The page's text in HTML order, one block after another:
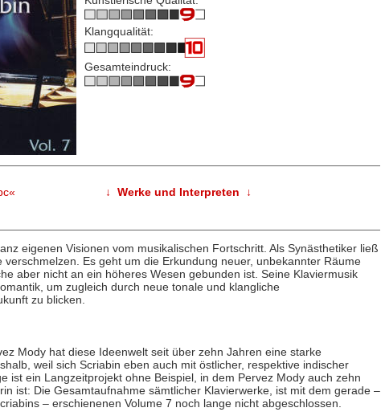
Klangqualität:
Gesamteindruck:
↓ Werke und Interpreten ↓
eigenen Visionen vom musikalischen Fortschritt. Als Synästhetiker ließ
verschmelzen. Es geht um die Erkundung neuer, unbekannter Räume
aber nicht an ein höheres Wesen gebunden ist. Seine Klaviermusik
um zugleich durch neue tonale und klangliche
zu blicken.
Mody hat diese Ideenwelt seit über zehn Jahren eine starke
weil sich Scriabin eben auch mit östlicher, respektive indischer
ist ein Langzeitprojekt ohne Beispiel, in dem Pervez Mody auch zehn
ist: Die Gesamtaufnahme sämtlicher Klavierwerke, ist mit dem gerade –
– erschienenen Volume 7 noch lange nicht abgeschlossen.